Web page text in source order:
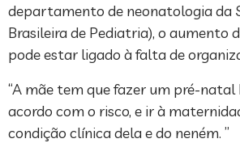
departamento de neonatologia da
Brasileira de Pediatria), o aumento
pode estar ligado à falta de
“A mãe tem que fazer um pré-natal
acordo com o risco, e ir à
condição clínica dela e do neném. ”